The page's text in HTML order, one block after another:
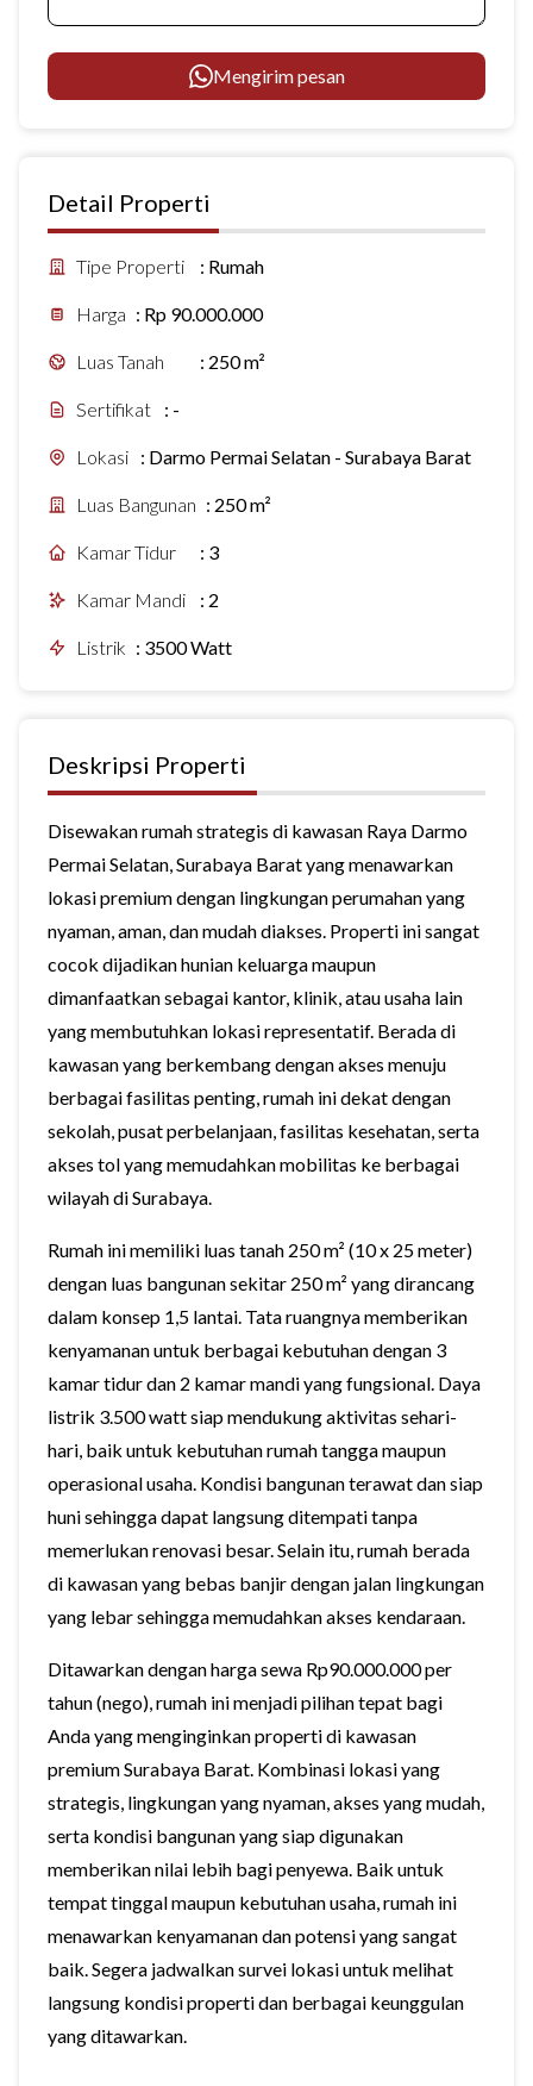
Mengirim pesan
Detail Properti
Tipe Properti : Rumah
Harga : Rp 90.000.000
Luas Tanah : 250 m²
Sertifikat : -
Lokasi : Darmo Permai Selatan - Surabaya Barat
Luas Bangunan : 250 m²
Kamar Tidur : 3
Kamar Mandi : 2
Listrik : 3500 Watt
Deskripsi Properti
Disewakan rumah strategis di kawasan Raya Darmo
Permai Selatan, Surabaya Barat yang menawarkan
lokasi premium dengan lingkungan perumahan yang
nyaman, aman, dan mudah diakses. Properti ini sangat
cocok dijadikan hunian keluarga maupun
dimanfaatkan sebagai kantor, klinik, atau usaha lain
yang membutuhkan lokasi representatif. Berada di
kawasan yang berkembang dengan akses menuju
berbagai fasilitas penting, rumah ini dekat dengan
sekolah, pusat perbelanjaan, fasilitas kesehatan, serta
akses tol yang memudahkan mobilitas ke berbagai
wilayah di Surabaya.
Rumah ini memiliki luas tanah 250 m² (10 x 25 meter)
dengan luas bangunan sekitar 250 m² yang dirancang
dalam konsep 1,5 lantai. Tata ruangnya memberikan
kenyamanan untuk berbagai kebutuhan dengan 3
kamar tidur dan 2 kamar mandi yang fungsional. Daya
listrik 3.500 watt siap mendukung aktivitas sehari-
hari, baik untuk kebutuhan rumah tangga maupun
operasional usaha. Kondisi bangunan terawat dan siap
huni sehingga dapat langsung ditempati tanpa
memerlukan renovasi besar. Selain itu, rumah berada
di kawasan yang bebas banjir dengan jalan lingkungan
yang lebar sehingga memudahkan akses kendaraan.
Ditawarkan dengan harga sewa Rp90.000.000 per
tahun (nego), rumah ini menjadi pilihan tepat bagi
Anda yang menginginkan properti di kawasan
premium Surabaya Barat. Kombinasi lokasi yang
strategis, lingkungan yang nyaman, akses yang mudah,
serta kondisi bangunan yang siap digunakan
memberikan nilai lebih bagi penyewa. Baik untuk
tempat tinggal maupun kebutuhan usaha, rumah ini
menawarkan kenyamanan dan potensi yang sangat
baik. Segera jadwalkan survei lokasi untuk melihat
langsung kondisi properti dan berbagai keunggulan
yang ditawarkan.